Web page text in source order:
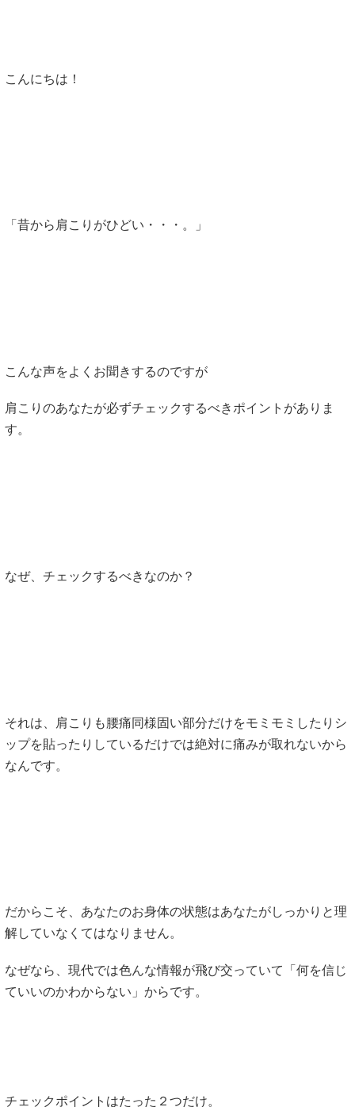
こんにちは！
「昔から肩こりがひどい・・・。」
こんな声をよくお聞きするのですが
肩こりのあなたが必ずチェックするべきポイントがありま
す。
なぜ、チェックするべきなのか？
それは、肩こりも腰痛同様固い部分だけをモミモミしたりシ
ップを貼ったりしているだけでは絶対に痛みが取れないから
なんです。
だからこそ、あなたのお身体の状態はあなたがしっかりと理
解していなくてはなりません。
なぜなら、現代では色んな情報が飛び交っていて「何を信じ
ていいのかわからない」からです。
チェックポイントはたった２つだけ。